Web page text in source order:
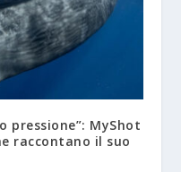
pressione”: MyShot
raccontano il suo